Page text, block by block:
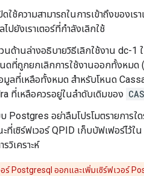
ดใช้ความสามารถในการเข้าถึงของ
ปยังเราเตอร์ที่กำลังเลิกใช้
นด้านล่างอธิบายวิธีเลิกใช้งาน
ดที่ถูกยกเลิกการใช้งานออกทั้งหม
ที่เหลือทั้งหมด สำหรับโหนด
ที่เหลือควรอยู่ในลำดับเดิมของ
อย่าลืมโปรโมตรายการ
เซิร์ฟเวอร์ QPID เก็บบัฟเฟอร์ไว้ใ
วิเคราะห์
Postgresql ออกและเพิ่มเซิร์ฟเวอร์